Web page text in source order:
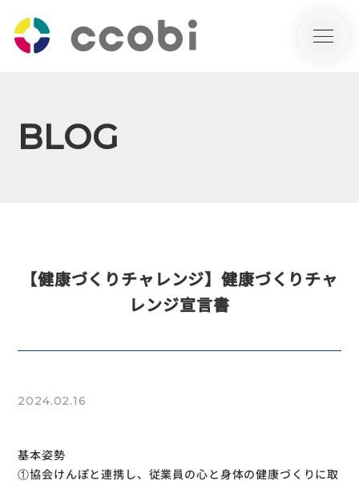
BLOG
【健康づくりチャレンジ】健康づくりチャ
レンジ宣言書
2024.02.16
基本姿勢
①協会けんぽと連携し、従業員の心と身体の健康づくりに取